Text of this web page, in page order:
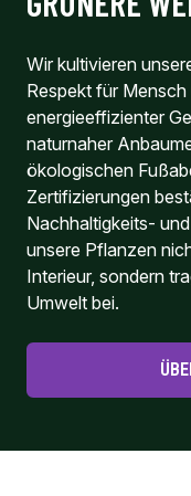
Wir kultivieren
Respekt für
energieeffizienter
naturnaher
ökologischen
Zertifizierungen
Nachhaltigkeits-
unsere Pflanzen
Interieur, sondern
Umwelt bei.